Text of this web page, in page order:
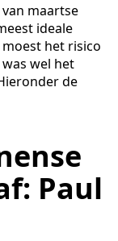
maartse
ideale
het risico
wel het
de
Paul